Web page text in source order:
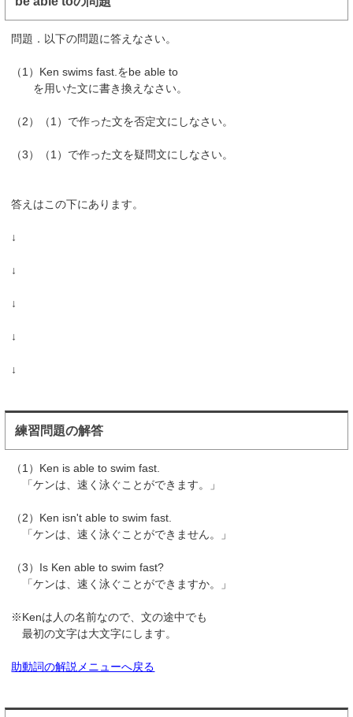
問題．以下の問題に答えなさい。
（1）Ken swims fast.をbe able to
を用いた文に書き換えなさい。
（2）（1）で作った文を否定文にしなさい。
（3）（1）で作った文を疑問文にしなさい。
答えはこの下にあります。
↓
↓
↓
↓
↓
練習問題の解答
（1）Ken is able to swim fast.
「ケンは、速く泳ぐことができます。」
（2）Ken isn't able to swim fast.
「ケンは、速く泳ぐことができません。」
（3）Is Ken able to swim fast?
「ケンは、速く泳ぐことができますか。」
※Kenは人の名前なので、文の途中でも
最初の文字は大文字にします。
助動詞の解説メニューへ戻る